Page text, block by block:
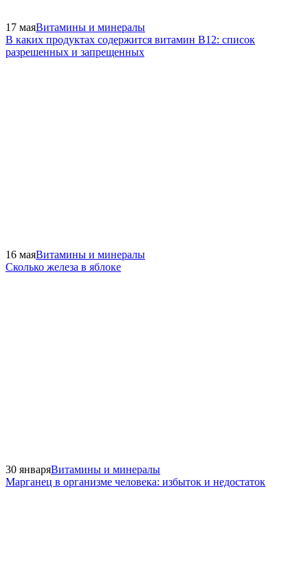
17 маяВитамины и минералы
В каких продуктах содержится витамин В12: список
разрешенных и запрещенных
16 маяВитамины и минералы
Сколько железа в яблоке
30 январяВитамины и минералы
Марганец в организме человека: избыток и недостаток